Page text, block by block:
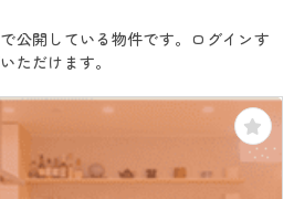
公開している物件です。ログインす
ただけます。